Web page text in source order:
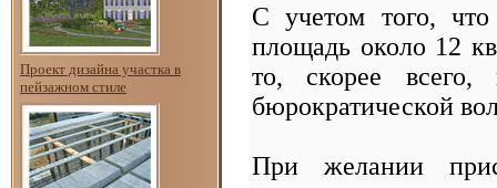
Проект дизайна участка в
пейзажном стиле
С учетом того,
площадь около 12
то, скорее всего,
бюрократической
При желании